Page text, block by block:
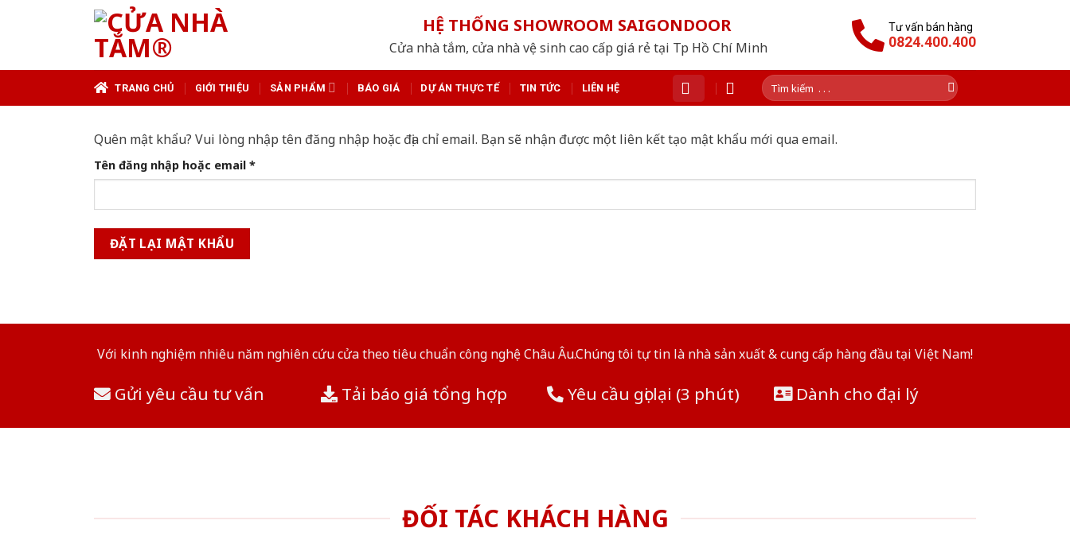
HỆ THỐNG SHOWROOM SAIGONDOOR
Cửa nhà tắm, cửa nhà vệ sinh cao cấp giá rẻ tại Tp Hồ Chí Minh
Tư vấn bán hàng
0824.400.400
TRANG CHỦ GIỚI THIỆU SẢN PHẨM BÁO GIÁ DỰ ÁN THỰC TẾ TIN TỨC LIÊN HỆ
Tìm
kiếm:
Quên mật khẩu? Vui lòng nhập tên đăng nhập hoặc địa chỉ email. Bạn sẽ nhận được một liên kết tạo mật khẩu mới qua email.
Tên đăng nhập hoặc email *Bắt
buộc
ĐẶT LẠI MẬT KHẨU
Với kinh nghiệm nhiêu năm nghiên cứu cửa theo tiêu chuẩn công nghệ Châu Âu.Chúng tôi tự tin là nhà sản xuất & cung cấp hàng đầu tại Việt Nam!
Gửi yêu cầu tư vấn Tải báo giá tổng hợp Yêu cầu gọi lại (3 phút) Dành cho đại lý
ĐỐI TÁC KHÁCH HÀNG